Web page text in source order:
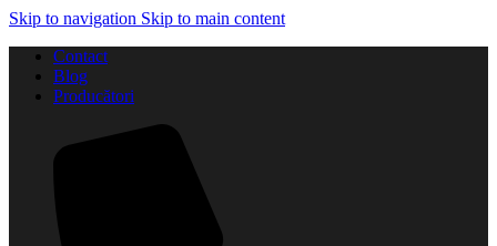
Skip to navigation Skip to main content
Contact
Blog
Producători